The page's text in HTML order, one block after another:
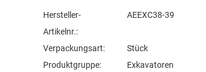
Hersteller-
Artikelnr.:
AEEXC38-39
Verpackungsart:
Stück
Produktgruppe:
Exkavatoren